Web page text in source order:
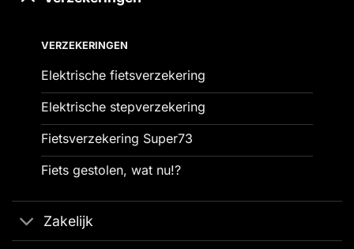
VERZEKERINGEN
Elektrische fietsverzekering
Elektrische stepverzekering
Fietsverzekering Super73
Fiets gestolen, wat nu!?
Zakelijk